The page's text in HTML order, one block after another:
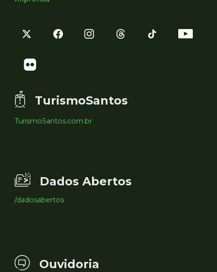
TurismoSantos
TurismoSantos.com.br
Dados Abertos
/dadosabertos
Ouvidoria